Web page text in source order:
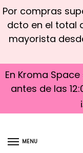
Por compras
dcto en el total
mayorista
En Kroma
antes de las
¡
MENU